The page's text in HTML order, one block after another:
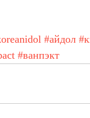
#айдол
#ванпэкт